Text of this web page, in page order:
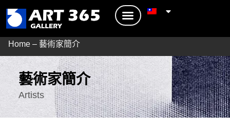
Home – 藝術家簡介
藝術家簡介
Artists